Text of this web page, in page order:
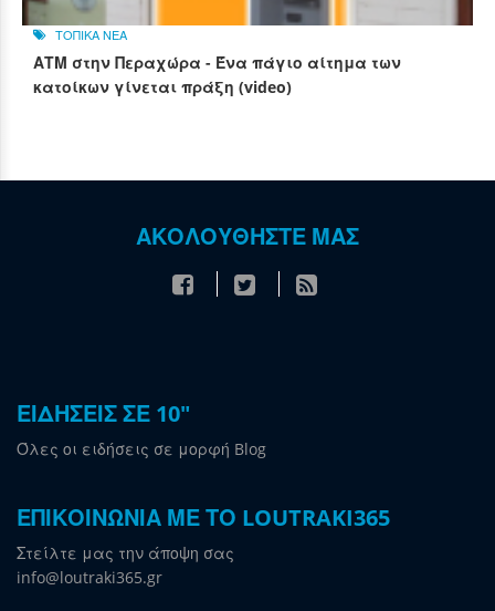
ΤΟΠΙΚΑ ΝΕΑ
ΑΤΜ στην Περαχώρα - Ένα πάγιο αίτημα των
κατοίκων γίνεται πράξη (video)
ΑΚΟΛΟΥΘΗΣΤΕ ΜΑΣ
ΕΙΔΗΣΕΙΣ ΣΕ 10"
Όλες οι ειδήσεις σε μορφή Blog
ΕΠΙΚΟΙΝΩΝΙΑ ΜΕ ΤΟ LOUTRAKI365
Στείλτε μας την άποψη σας
info@loutraki365.gr